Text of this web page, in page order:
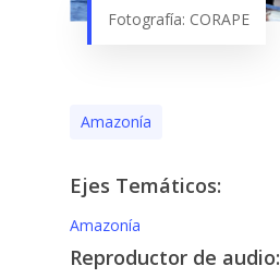
Fotografía: CORAPE
Amazonía
Ejes Temáticos:
Amazonía
Reproductor de audio: